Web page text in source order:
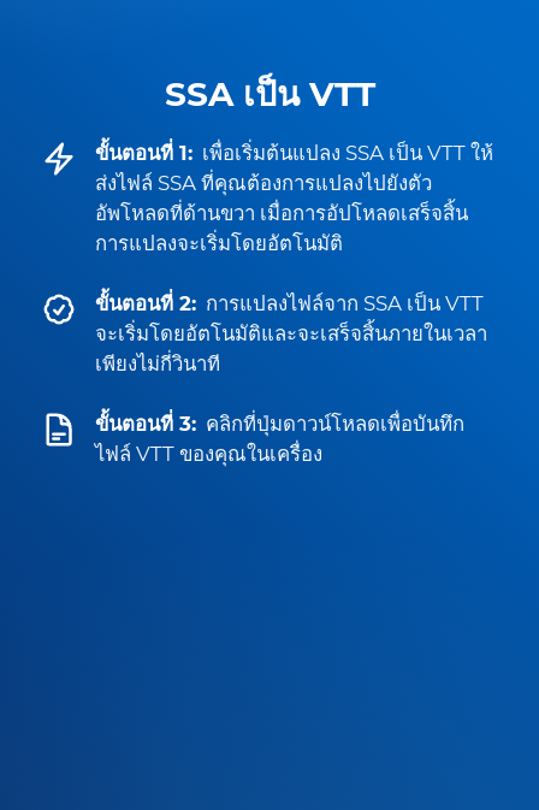
SSA เป็น VTT
ขั้นตอนที่ 1: เพื่อเริ่มต้นแปลง SSA เป็น VTT ให้
ส่งไฟล์ SSA ที่คุณต้องการแปลงไปยังตัว
อัพโหลดที่ด้านขวา เมื่อการอัปโหลดเสร็จสิ้น
การแปลงจะเริ่มโดยอัตโนมัติ
ขั้นตอนที่ 2: การแปลงไฟล์จาก SSA เป็น VTT
จะเริ่มโดยอัตโนมัติและจะเสร็จสิ้นภายในเวลา
เพียงไม่กี่วินาที
ขั้นตอนที่ 3: คลิกที่ปุ่มดาวน์โหลดเพื่อบันทึก
ไฟล์ VTT ของคุณในเครื่อง